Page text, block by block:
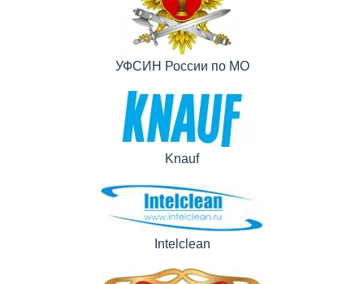
УФСИН России по МО
Knauf
Intelclean